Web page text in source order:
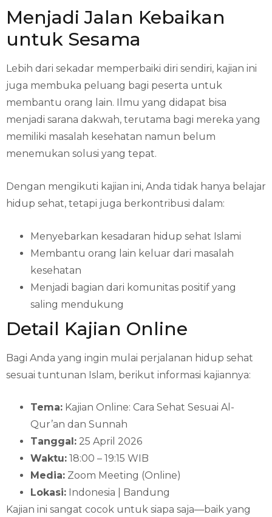
Menjadi Jalan Kebaikan
untuk Sesama
Lebih dari sekadar memperbaiki diri sendiri, kajian ini
juga membuka peluang bagi peserta untuk
membantu orang lain. Ilmu yang didapat bisa
menjadi sarana dakwah, terutama bagi mereka yang
memiliki masalah kesehatan namun belum
menemukan solusi yang tepat.
Dengan mengikuti kajian ini, Anda tidak hanya belajar
hidup sehat, tetapi juga berkontribusi dalam:
Menyebarkan kesadaran hidup sehat Islami
Membantu orang lain keluar dari masalah
kesehatan
Menjadi bagian dari komunitas positif yang
saling mendukung
Detail Kajian Online
Bagi Anda yang ingin mulai perjalanan hidup sehat
sesuai tuntunan Islam, berikut informasi kajiannya:
Tema: Kajian Online: Cara Sehat Sesuai Al-
Qur’an dan Sunnah
Tanggal: 25 April 2026
Waktu: 18:00 – 19:15 WIB
Media: Zoom Meeting (Online)
Lokasi: Indonesia | Bandung
Kajian ini sangat cocok untuk siapa saja—baik yang